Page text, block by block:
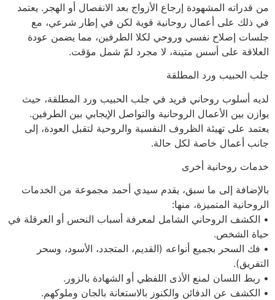
من قدراته المشهودة إرجاع الأزواج بعد الانفصال أو الهجر. يعتمد
في ذلك على أعمال روحانية قوية لكن في إطار شرعي، مع
جلسات إصلاح نفسي وروحي لكلا الطرفين، مما يضمن عودة
العلاقة على أسس متينة، لا مجرد لمّ شمل مؤقت.
جلب الحبيب ورد المطلقة
لديه أسلوب روحاني فريد في جلب الحبيب ورد المطلقة، حيث
يوازن بين الأعمال الروحانية والتواصل الإيجابي بين الطرفين.
يعتمد على تهيئة الظروف النفسية والروحية لتقبل العودة، إلى
جانب أعمال خاصة لكل حالة.
خدمات روحانية أخرى
بالإضافة إلى ما سبق، يقدم سيدي أحمد مجموعة من الخدمات
الروحانية المتميزة، منها:
• الكشف الروحاني الشامل لمعرفة أسباب النحس أو العرقلة في
حياة الشخص.
• فك السحر بجميع أنواعه (القديم، المتجدد، الأسود، وسحر
التفريق).
• ربط اللسان لمنع الأذى اللفظي أو الشهادة بالزور.
• الكشف عن الدفائن والكنوز بالاستعانة بالجان وملوكهم.